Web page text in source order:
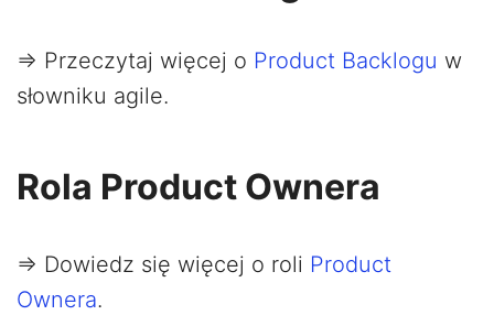
=> Przeczytaj więcej o Product Backlogu w
słowniku agile.
Rola Product Ownera
=> Dowiedz się więcej o roli Product
Ownera.